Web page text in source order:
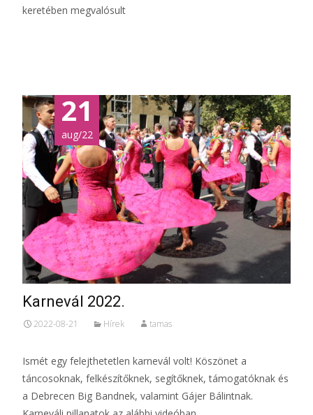
keretében megvalósult
21
aug/22
Karnevál 2022.
2022-08-21 Hírek tamas
Ismét egy felejthetetlen karnevál volt! Köszönet a
táncosoknak, felkészítőknek, segítőknek, támogatóknak és
a Debrecen Big Bandnek, valamint Gájer Bálintnak.